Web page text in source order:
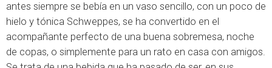
antes siempre se bebía en un vaso sencillo, con un poco de
hielo y tónica Schweppes, se ha convertido en el
acompañante perfecto de una buena sobremesa, noche
de copas, o simplemente para un rato en casa con amigos.